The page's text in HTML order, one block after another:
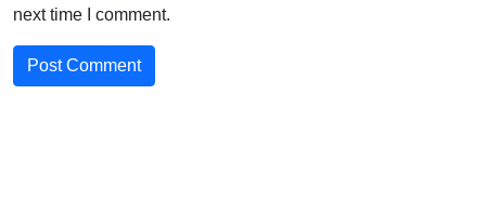
next time I comment.